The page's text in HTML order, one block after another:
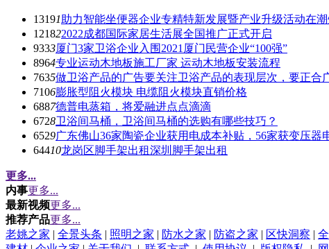
13191 助力智能坐便器企业专精特新发展暨产业升级活动在
121822022成都国际家居生活展全国推广正式开启
9333厦门3家卫浴企业入围2021厦门民营企业“100强”
8964专业运动木地板施工厂家 运动木地板安装流程
7635做卫浴产品的广告要关注卫浴产品的表现层次，要正合
7106膨胀型阻火模块 电缆阻火模块直销价格
6887德普电蒸箱，将爱融进点点滴滴
6728卫浴间马桶，卫浴间马桶的选购有哪些技巧？
6529广东佛山36家陶瓷企业获用电成本补贴，56家获变压器
64410龙岗区脚手架出租深圳脚手架出租
更多...
内事更多...
最新视频更多...
推荐产品更多...
老姚之家 | 全景头条 | 照明之家 | 防水之家 | 防盗之家 | 区快洞察 |